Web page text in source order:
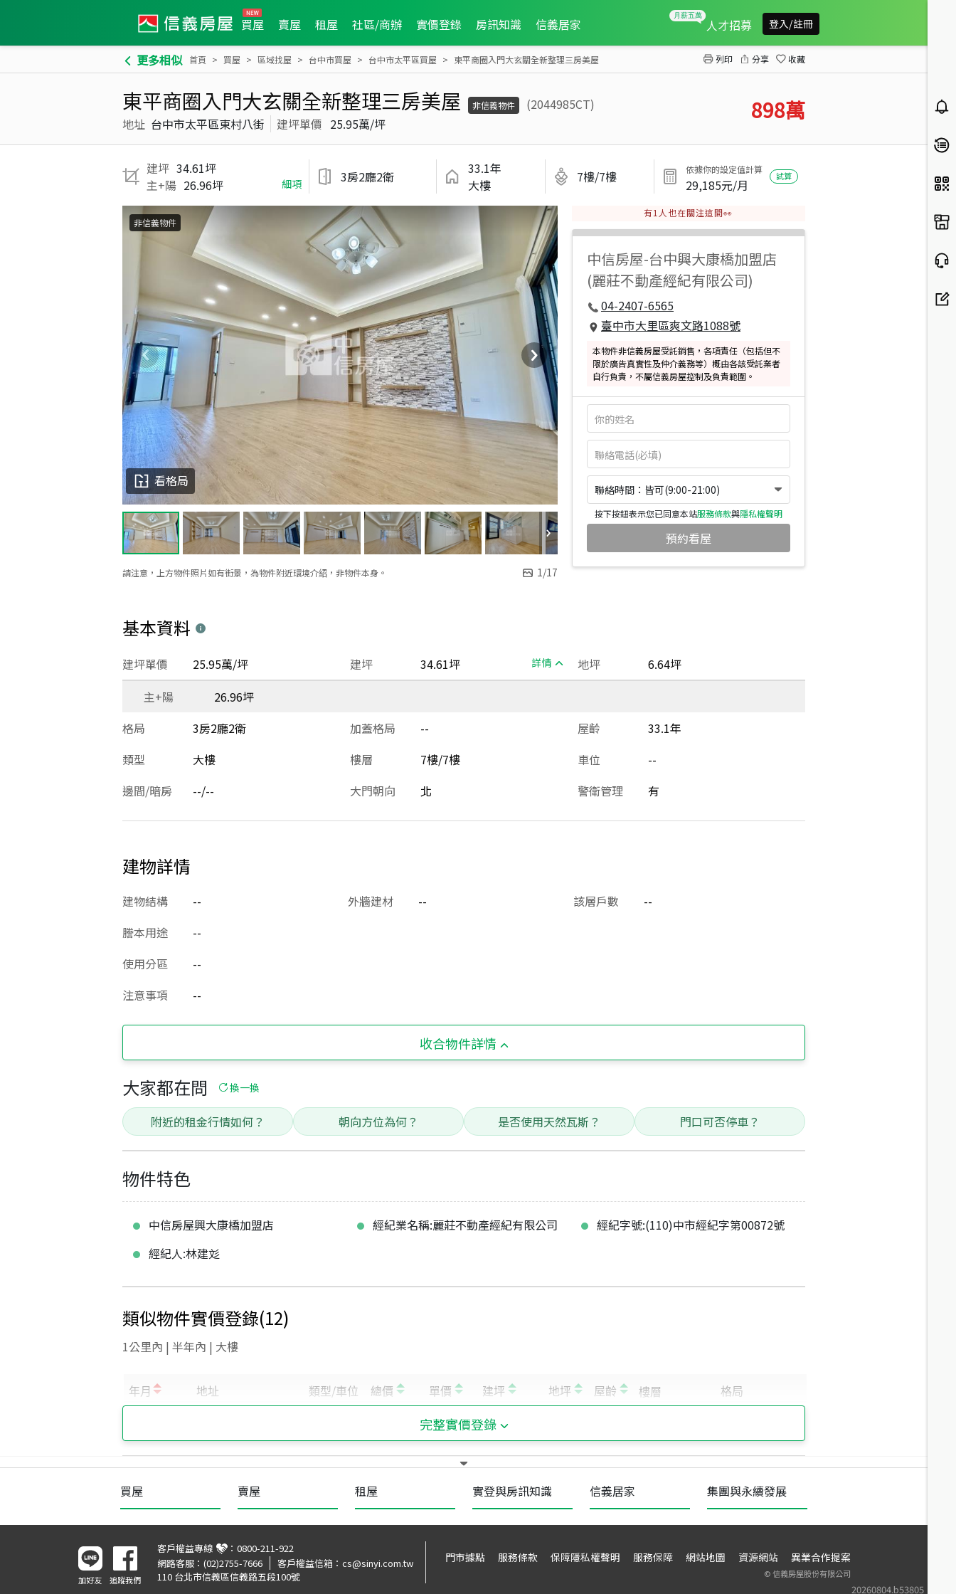
買屋 賣屋 租屋 社區/商辦 實價登錄 房訊知識 信義居家 人才招募 登入/註冊
更多相似 首頁 買屋 區域找屋 台中市買屋 台中市太平區買屋 東平商圈入門大玄關全新整理三房美屋 列印 分享 收藏
東平商圈入門大玄關全新整理三房美屋 非信義物件
(2044985CT)
地址 台中市太平區東村八街 建坪單價 25.95萬/坪 898萬
建坪 34.61坪
主+陽 26.96坪 細項 3房2廳2衛
33.1年
大樓
7樓/7樓 依據你的設定值計算
29,185元/月
試算
請注意，上方物件照片如有街景，為物件附近環境介紹，非物件本身。 1/17
看格局
非信義物件
有1 人也在關注這間👀
中信房屋-台中興大康橋加盟店
(麗莊不動產經紀有限公司)
04-2407-6565
臺中市大里區爽文路1088號
本物件非信義房屋受託銷售，各項責任（包括但不
限於廣告真實性及仲介義務等）概由各該受託業者
自行負責，不屬信義房屋控制及負責範圍。
聯絡時間：皆可(9:00-21:00)
按下按鈕表示您已同意本站服務條款與隱私權聲明
預約看屋
基本資料
建坪 34.61坪 詳情
建坪單價 25.95萬/坪 地坪
6.64坪
主+陽
26.96坪
格局
3房2廳2衛 加蓋格局 -- 屋齡
33.1年
類型
大樓 樓層 7樓/7樓 車位
--
邊間/暗房
--/-- 大門朝向 北 警衛管理 有
建物詳情
建物結構 -- 外牆建材 -- 該層戶數
--
謄本用途
--
使用分區
--
注意事項
--
收合物件詳情
大家都在問 換一換
附近的租金行情如何？ 朝向方位為何？ 是否使用天然瓦斯？ 門口可否停車？
物件特色
中信房屋興大康橋加盟店 經紀業名稱:麗莊不動產經紀有限公司
經紀字號:(110)中市經紀字第00872號
經紀人:林建彣
類似物件實價登錄(12)
1公里內 | 半年內 | 大樓
完整實價登錄
買屋 賣屋 租屋 實登與房訊知識 信義居家 集團與永續發展
20260804.b53805
加好友 追蹤我們
客戶權益專線 ： 0800-211-922
網路客服： (02)2755-7666 客戶權益信箱： cs@sinyi.com.tw
110 台北市信義區信義路五段100號
門市據點 服務條款 保障隱私權聲明 服務保障 網站地圖 資源網站 異業合作提案
©信義房屋股份有限公司